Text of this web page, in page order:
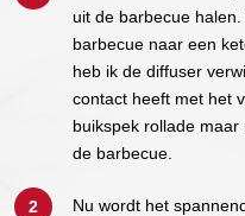
uit de barbecue
barbecue naar een
heb ik de diffuser
contact heeft met het
buikspek rollade
de barbecue.
Nu wordt het